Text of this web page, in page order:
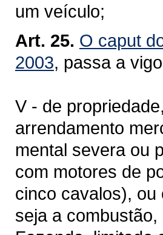
um veículo;
Art. 25. O caput
2003, passa a
V - de
arrendamento
mental severa ou
com motores de
cinco cavalos), ou
seja a